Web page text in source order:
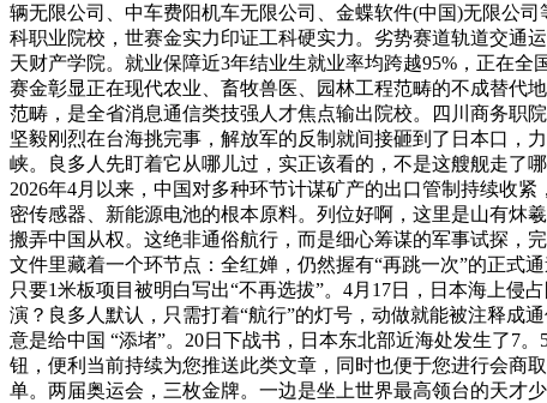
辆无限公司、中车费阳机车无限公司、金蝶软件(中国)无限公
科职业院校，世赛金实力印证工科硬实力。劣势赛道轨道交通
天财产学院。就业保障近3年结业生就业率均跨越95%，正在
赛金彰显正在现代农业、畜牧兽医、园林工程范畴的不成替代
范畴，是全省消息通信类技强人才焦点输出院校。四川商务职
坚毅刚烈在台海挑完事，解放军的反制就间接砸到了日本口，
峡。良多人先盯着它从哪儿过，实正该看的，不是这艘舰走了
2026年4月以来，中国对多种环节计谋矿产的出口管制持续收
密传感器、新能源电池的根本原料。列位好啊，这里是山有炑
搬弄中国从权。这绝非通俗航行，而是细心筹谋的军事试探，
文件里藏着一个环节点：全红婵，仍然握有“再跳一次”的正式
只要1米板项目被明白写出“不再选拔”。4月17日，日本海上
演？良多人默认，只需打着“航行”的灯号，动做就能被注释成
意是给中国 “添堵”。20日下战书，日本东北部近海处发生了7
钮，便利当前持续为您推送此类文章，同时也便于您进行会商
单。两届奥运会，三枚金牌。一边是坐上世界最高领台的天才